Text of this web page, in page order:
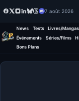
7 août 2026
News Tests
Livres/Mangas
Événements
Séries/Films
Bons Plans